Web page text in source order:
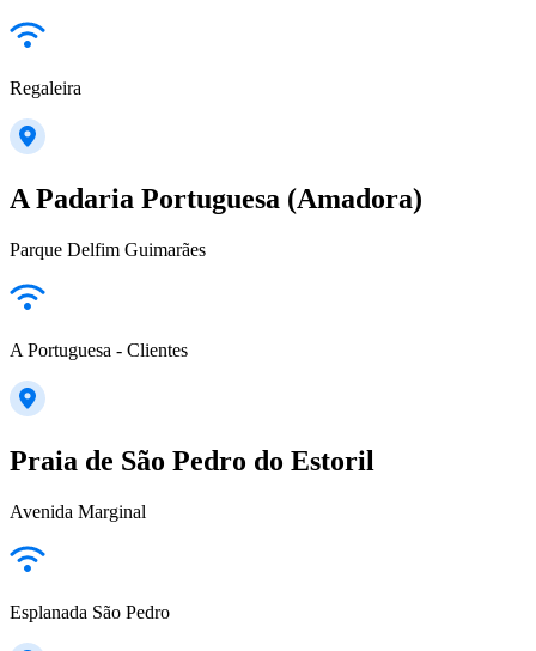
Regaleira
A Padaria Portuguesa (Amadora)
Parque Delfim Guimarães
A Portuguesa - Clientes
Praia de São Pedro do Estoril
Avenida Marginal
Esplanada São Pedro